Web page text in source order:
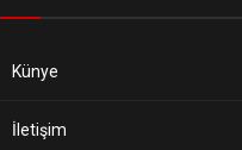
Künye
İletişim